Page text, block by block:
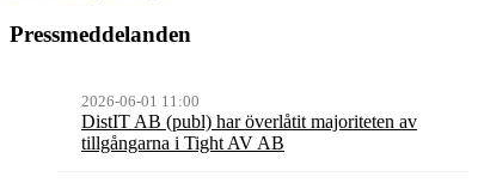
Pressmeddelanden
2026-06-01 11:00
DistIT AB (publ) har överlåtit majoriteten av
tillgångarna i Tight AV AB